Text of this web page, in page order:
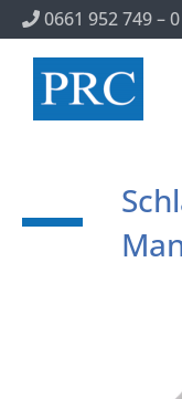
0661 952 749 – 0